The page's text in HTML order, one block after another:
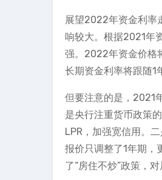
展望2022年资金利率
响较大。根据2021年
强。2022年资金价格
长期资金利率将跟随1
但要注意的是，2021
是央行注重货币政策
LPR，加强宽信用。
报价只调整了1年期，
了“房住不炒”政策，